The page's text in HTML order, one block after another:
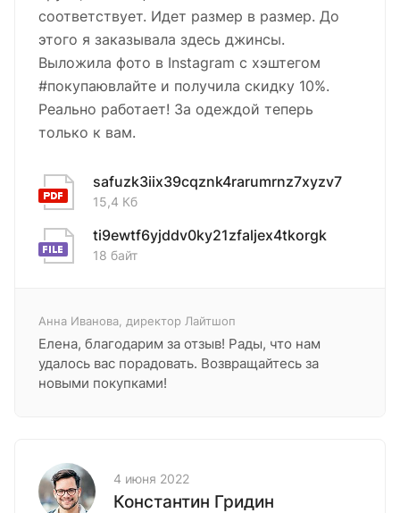
соответствует. Идет размер в размер. До
этого я заказывала здесь джинсы.
Выложила фото в Instagram с хэштегом
#покупаювлайте и получила скидку 10%.
Реально работает! За одеждой теперь
только к вам.
safuzk3iix39cqznk4rarumrnz7xyzv7
15,4 Кб
ti9ewtf6yjddv0ky21zfaljex4tkorgk
18 байт
Анна Иванова, директор Лайтшоп
Елена, благодарим за отзыв! Рады, что нам
удалось вас порадовать. Возвращайтесь за
новыми покупками!
4 июня 2022
Константин Гридин